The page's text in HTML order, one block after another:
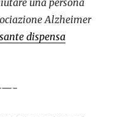
Alzheimer
dispensa